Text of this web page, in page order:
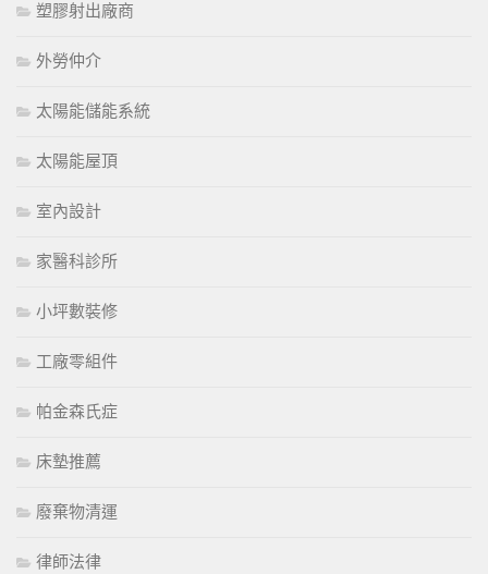
塑膠射出廠商
外勞仲介
太陽能儲能系統
太陽能屋頂
室內設計
家醫科診所
小坪數裝修
工廠零組件
帕金森氏症
床墊推薦
廢棄物清運
律師法律